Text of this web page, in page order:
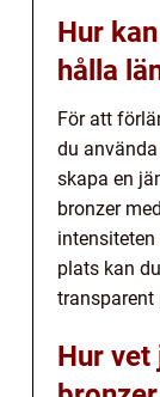
Hur
hålla
För att
du
skapa en
bronzer
intensiteten
plats kan
transparent
Hur vet